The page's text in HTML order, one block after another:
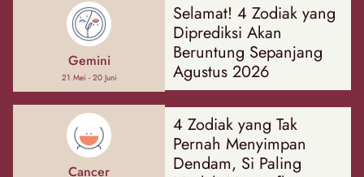
Gemini
21 Mei - 20 Juni
Selamat! 4 Zodiak yang
Diprediksi Akan
Beruntung Sepanjang
Agustus 2026
Cancer
4 Zodiak yang Tak
Pernah Menyimpan
Dendam, Si Paling